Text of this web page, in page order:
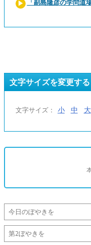
「副島隆彦の学問道
文字サイズを変更する
文字サイズ： 小 中 大